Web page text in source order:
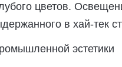
цветов.
в хай-тек